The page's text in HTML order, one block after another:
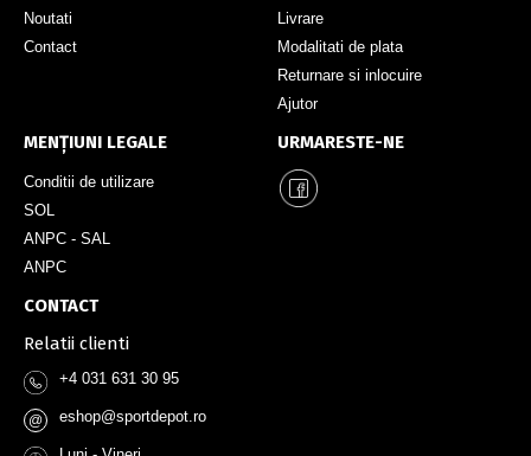
Noutati
Contact
Livrare
Modalitati de plata
Returnare si inlocuire
Ajutor
MENȚIUNI LEGALE
Conditii de utilizare
SOL
ANPC - SAL
ANPC
URMARESTE-NE
CONTACT
Relatii clienti
+4 031 631 30 95
@ eshop@sportdepot.ro